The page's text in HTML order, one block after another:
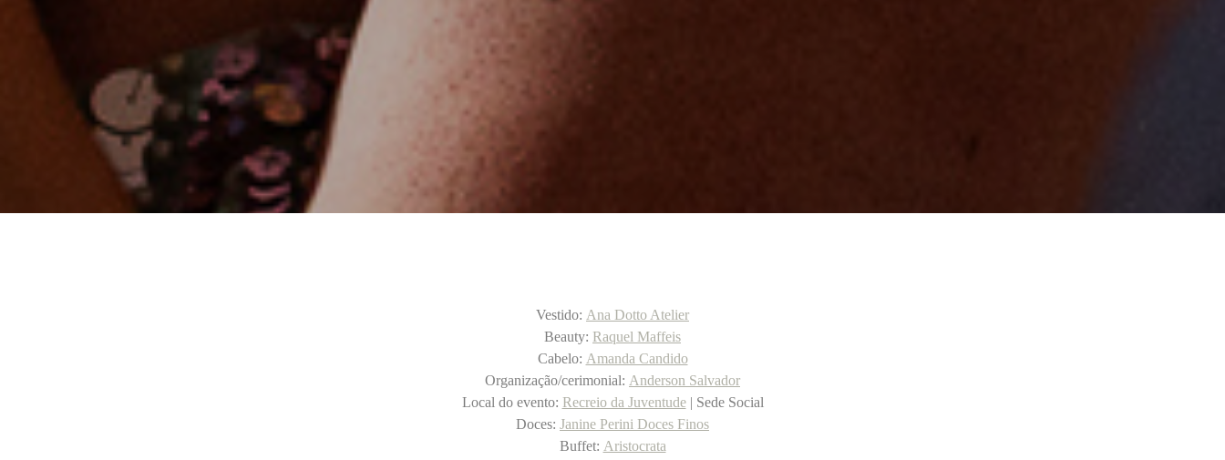
Vestido: Ana Dotto Atelier
Beauty: Raquel Maffeis
Cabelo: Amanda Candido
Organização/cerimonial: Anderson Salvador
Local do evento: Recreio da Juventude| Sede Social
Doces: Janine Perini Doces Finos
Buffet: Aristocrata